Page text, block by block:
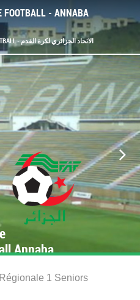
FOOTBALL - ANNABA
FÉDÉRATION ALGÉRIENNE DE FOOTBALL - الاتحاد الجزائري لكرة القدم
Annaba
1 Seniors